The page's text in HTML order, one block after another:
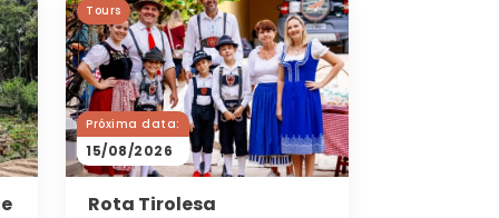
Tours
Próxima data:
15/08/2026
Rota Tirolesa